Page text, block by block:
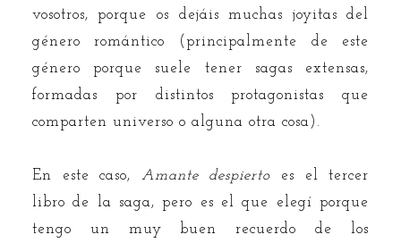
vosotros, porque os dejáis muchas joyitas del
género romántico (principalmente de este
género porque suele tener sagas extensas,
formadas por distintos protagonistas que
comparten universo o alguna otra cosa).
En este caso, Amante despierto es el tercer
libro de la saga, pero es el que elegí porque
tengo un muy buen recuerdo de los